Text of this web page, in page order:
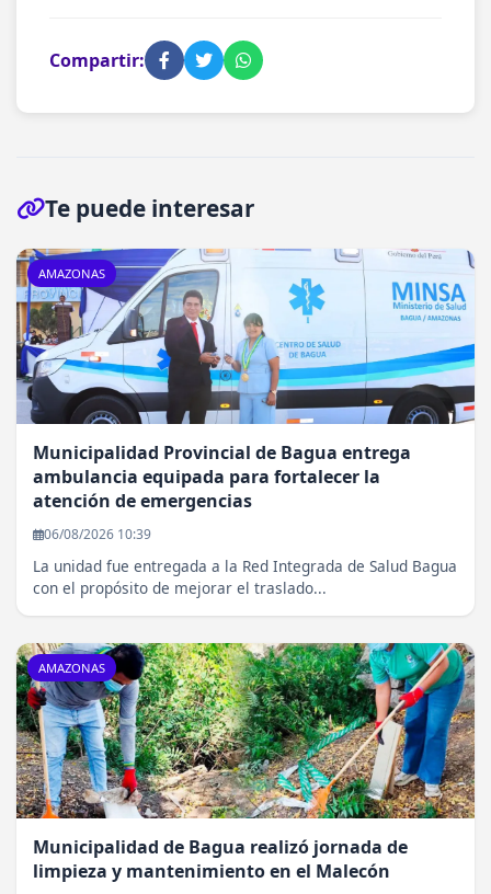
Compartir:
Te puede interesar
AMAZONAS
Municipalidad Provincial de Bagua entrega
ambulancia equipada para fortalecer la
atención de emergencias
06/08/2026 10:39
La unidad fue entregada a la Red Integrada de Salud Bagua
con el propósito de mejorar el traslado...
AMAZONAS
Municipalidad de Bagua realizó jornada de
limpieza y mantenimiento en el Malecón